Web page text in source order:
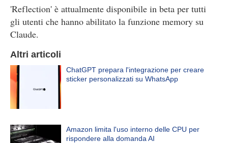
'Reflection' è attualmente disponibile in beta per tutti
gli utenti che hanno abilitato la funzione memory su
Claude.
Altri articoli
ChatGPT prepara l'integrazione per creare
sticker personalizzati su WhatsApp
Amazon limita l'uso interno delle CPU per
rispondere alla domanda AI